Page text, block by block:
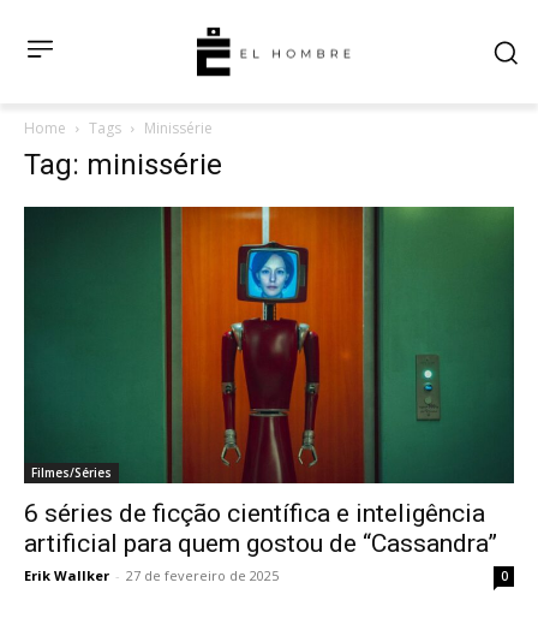
Home Tags Minissérie
Tag: minissérie
Filmes/Séries
6 séries de ficção científica e inteligência
artificial para quem gostou de “Cassandra”
Erik Wallker - 27 de fevereiro de 2025 0